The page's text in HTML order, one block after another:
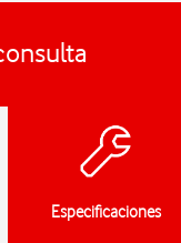
Especificaciones